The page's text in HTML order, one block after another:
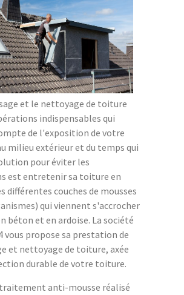
et le nettoyage de toiture
indispensables qui
de l'exposition de votre
milieu extérieur et du temps qui
pour éviter les
est entretenir sa toiture en
différentes couches de mousses
qui viennent s'accrocher
béton et en ardoise. La société
vous propose sa prestation de
et nettoyage de toiture, axée
durable de votre toiture.
traitement anti-mousse réalisé